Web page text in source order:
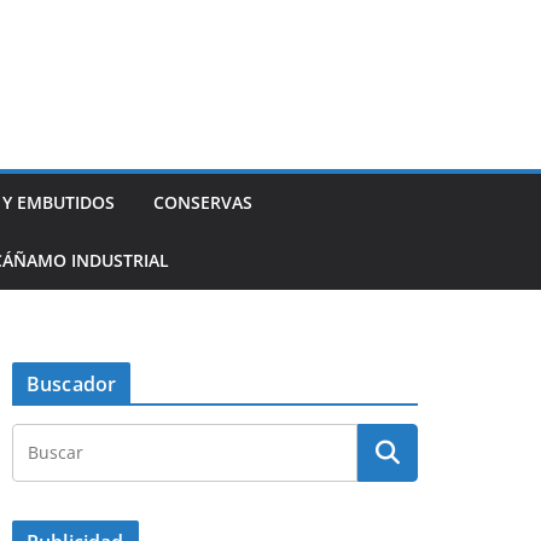
EMBUTIDOS CONSERVAS
INDUSTRIAL
Buscador